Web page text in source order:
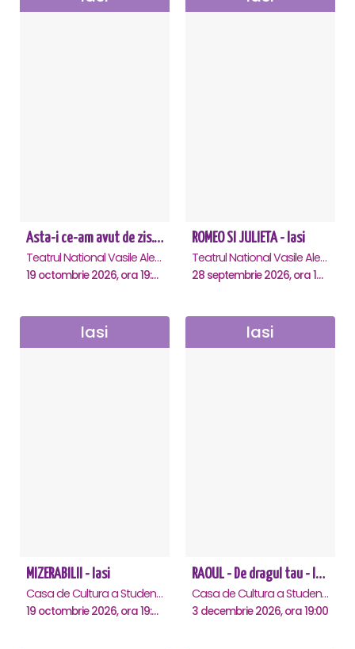
Asta-i ce-am avut de zis... - Horațiu Mălăele & Nicu Alifantis - Iasi
Teatrul National Vasile Alecsandri , Iasi
19 octombrie 2026, ora 19:00
ROMEO SI JULIETA - Iasi
Teatrul National Vasile Alecsandri , Iasi
28 septembrie 2026, ora 19:00
Iasi
MIZERABILII - Iasi
Casa de Cultura a Studentilor , Iasi
19 octombrie 2026, ora 19:00
Iasi
RAOUL - De dragul tau - Iasi
Casa de Cultura a Studentilor , Iasi
3 decembrie 2026, ora 19:00